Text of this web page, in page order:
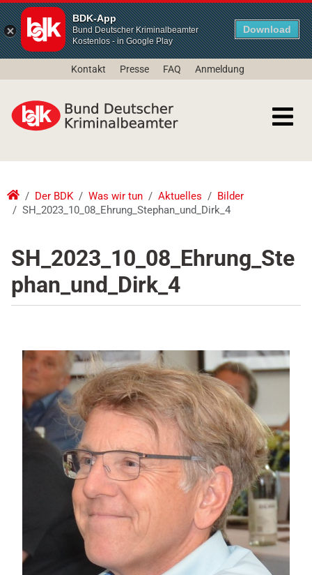
BDK-App
Bund Deutscher Kriminalbeamter
Kostenlos - in Google Play
Download
Kontakt Presse FAQ Anmeldung
Der BDK Was wir tun Aktuelles
Bilder
SH_2023_10_08_Ehrung_Stephan_und_Dirk_4
SH_2023_10_08_Ehrung_Ste
phan_und_Dirk_4